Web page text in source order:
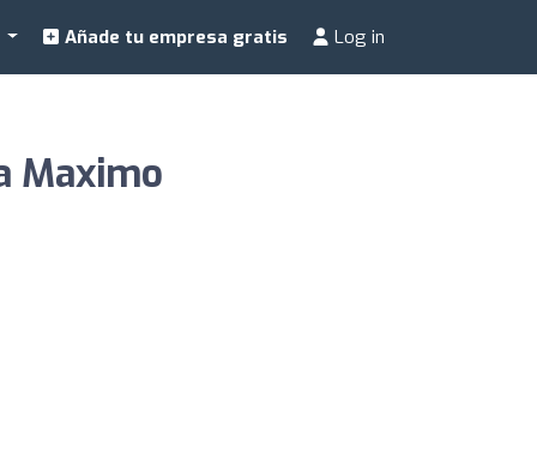
Añade tu empresa gratis Log in
Maximo